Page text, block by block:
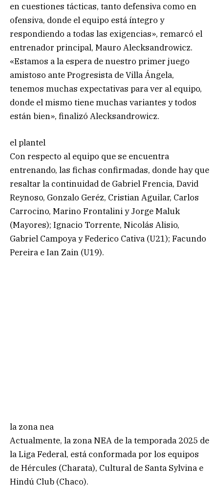
en cuestiones tácticas, tanto defensiva como en
ofensiva, donde el equipo está íntegro y
respondiendo a todas las exigencias», remarcó el
entrenador principal, Mauro Alecksandrowicz.
«Estamos a la espera de nuestro primer juego
amistoso ante Progresista de Villa Ángela,
tenemos muchas expectativas para ver al equipo,
donde el mismo tiene muchas variantes y todos
están bien», finalizó Alecksandrowicz.
el plantel
Con respecto al equipo que se encuentra
entrenando, las fichas confirmadas, donde hay que
resaltar la continuidad de Gabriel Frencia, David
Reynoso, Gonzalo Geréz, Cristian Aguilar, Carlos
Carrocino, Marino Frontalini y Jorge Maluk
(Mayores); Ignacio Torrente, Nicolás Alisio,
Gabriel Campoya y Federico Cativa (U21); Facundo
Pereira e Ian Zain (U19).
la zona nea
Actualmente, la zona NEA de la temporada 2025 de
la Liga Federal, está conformada por los equipos
de Hércules (Charata), Cultural de Santa Sylvina e
Hindú Club (Chaco).